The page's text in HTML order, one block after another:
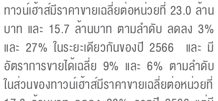
ทาวน์เฮ้าส์มีราคาขายเฉลี่ยต่อหน่วยที่ 23.0 ล้าน
บาท และ 15.7 ล้านบาท ตามลำดับ ลดลง 3%
และ 27% ในระยะเดียวกันของปี 2566 และ มี
อัตราการขายได้เฉลี่ย 9% และ 6% ตามลำดับ
ในส่วนของทาวน์เฮ้าส์มีราคาขายเฉลี่ยต่อหน่วยที่